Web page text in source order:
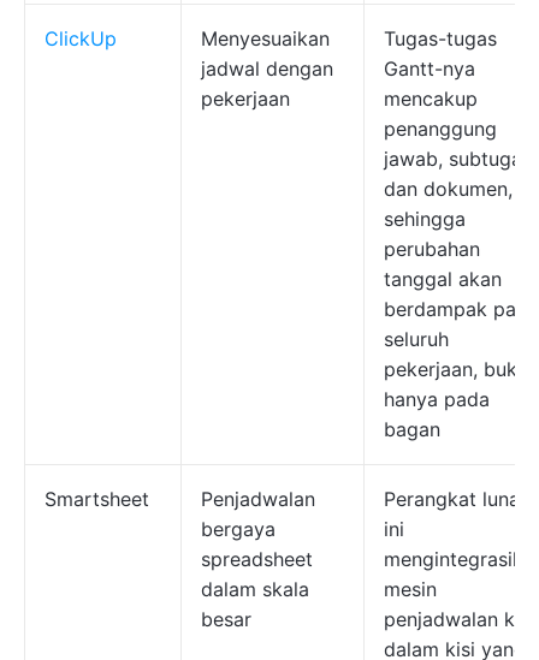
ClickUp
Menyesuaikan
jadwal dengan
pekerjaan
Tugas-tugas
Gantt-nya
mencakup
penanggung
jawab, subtugas,
dan dokumen,
sehingga
perubahan
tanggal akan
berdampak pada
seluruh
pekerjaan, bukan
hanya pada
bagan
Smartsheet
Penjadwalan
bergaya
spreadsheet
dalam skala
besar
Perangkat lunak
ini
mesin
penjadwalan ke
dalam kisi yang